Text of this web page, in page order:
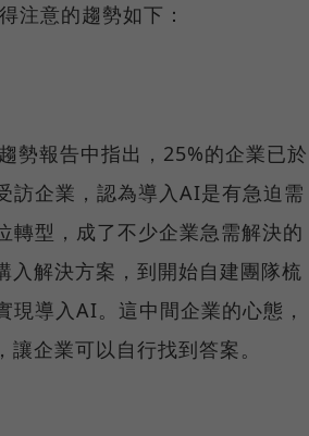
注意的趨勢如下：
報告中指出，25%的企業已於
訪企業，認為導入AI是有急迫需
轉型，成了不少企業急需解決的
入解決方案，到開始自建團隊梳
導入AI。這中間企業的心態，
企業可以自行找到答案。